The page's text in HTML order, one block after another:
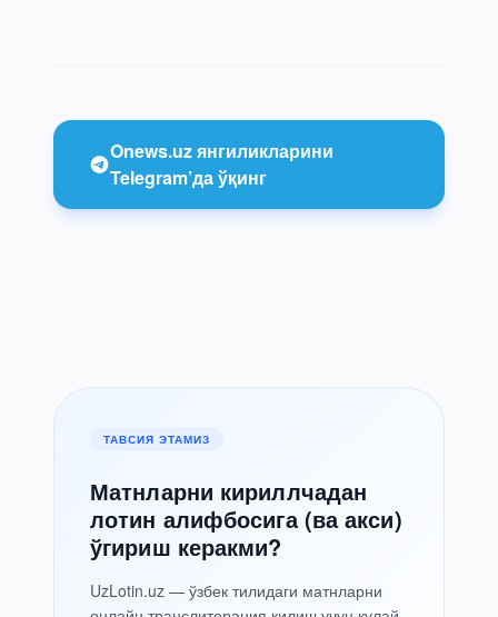
Onews.uz янгиликларини
Telegram’да ўқинг
ТАВСИЯ ЭТАМИЗ
Матнларни кириллчадан
лотин алифбосига (ва акси)
ўгириш керакми?
UzLotin.uz — ўзбек тилидаги матнларни